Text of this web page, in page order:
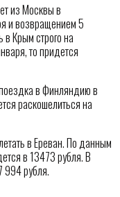
из Москвы в
и возвращением 5
в Крым строго на
то придется
в Финляндию в
раскошелиться на
в Ереван. По данным
в 13473 рубля. В
994 рубля.